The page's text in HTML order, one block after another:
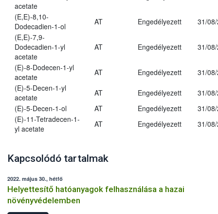
acetate
(E,E)-8,10-
Dodecadien-1-ol
AT Engedélyezett
31/
(E,E)-7,9-
Dodecadien-1-yl
acetate
AT Engedélyezett 31/
(E)-8-Dodecen-1-yl
acetate
AT Engedélyezett
31/
(E)-5-Decen-1-yl
acetate
AT Engedélyezett
31/
(E)-5-Decen-1-ol
AT Engedélyezett
31/
(E)-11-Tetradecen-1-
yl acetate
AT Engedélyezett 31/
Kapcsolódó tartalmak
2022. május 30., hétfő
Helyettesítő hatóanyagok felhasználása a hazai
növényvédelemben